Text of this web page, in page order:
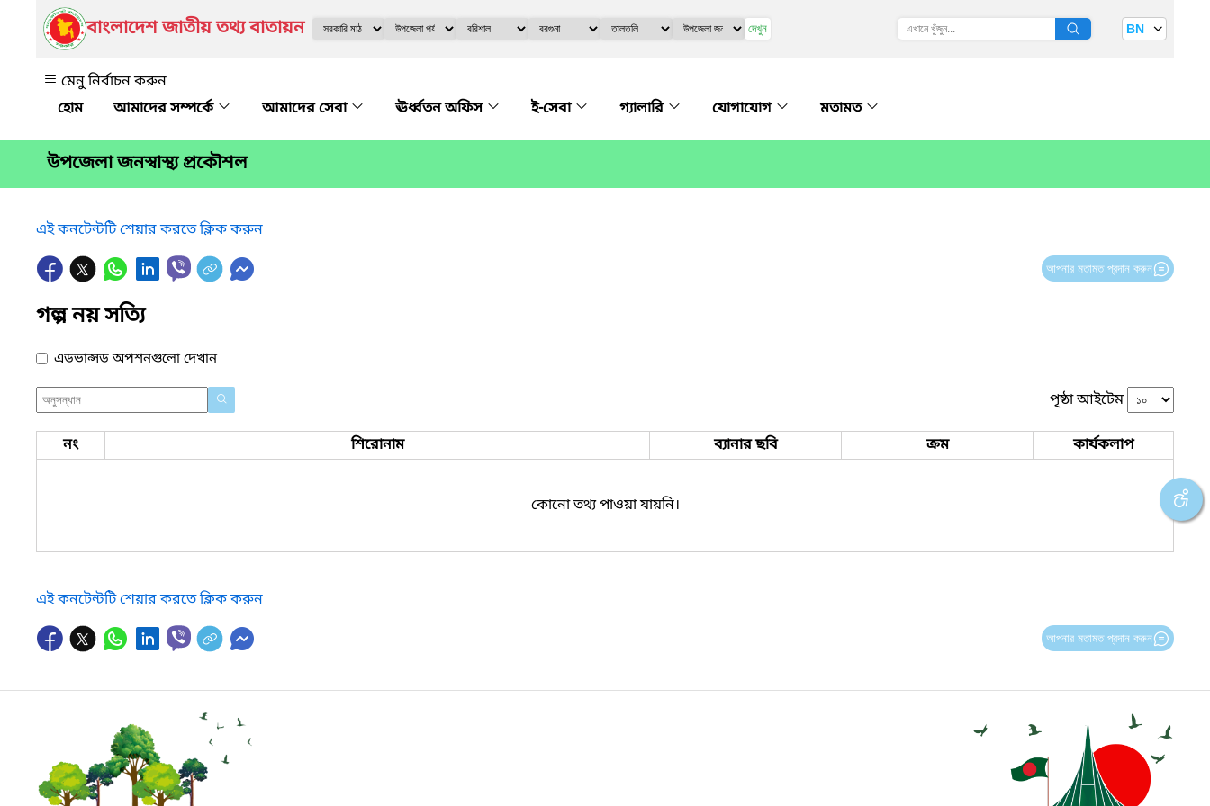
বাংলাদেশ জাতীয় তথ্য বাতায়ন দেখুন BN
মেনু নির্বাচন করুন
আমাদের সম্পর্কে
আমাদের সেবা ঊর্ধ্বতন অফিস ই-সেবা গ্যালারি যোগাযোগ মতামত
উপজেলা জনস্বাস্থ্য প্রকৌশল
এই কনটেন্টটি শেয়ার করতে ক্লিক করুন
আপনার মতামত প্রদান করুন
গল্প নয় সত্যি
এডভান্সড অপশনগুলো দেখান
পৃষ্ঠা আইটেম
নং শিরোনাম ব্যানার ছবি ক্রম কার্যকলাপ
কোনো তথ্য পাওয়া যায়নি।
এই কনটেন্টটি শেয়ার করতে ক্লিক করুন
আপনার মতামত প্রদান করুন